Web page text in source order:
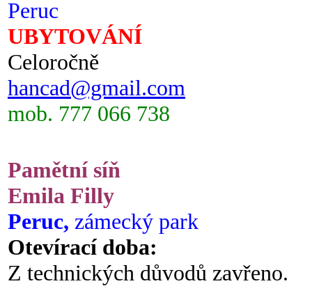
Peruc
UBYTOVÁNÍ
Celoročně
hancad@gmail.com
mob. 777 066 738
Pamětní síň
Emila Filly
Peruc, zámecký park
Otevírací doba:
Z technických důvodů zavřeno.